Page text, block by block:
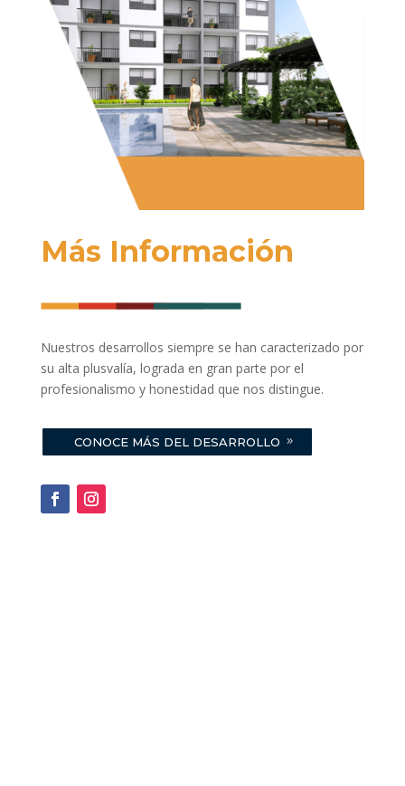
Más Información
Nuestros desarrollos siempre se han caracterizado por
su alta plusvalía, lograda en gran parte por el
profesionalismo y honestidad que nos distingue.
CONOCE MÁS DEL DESARROLLO